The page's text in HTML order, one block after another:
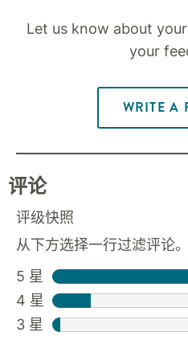
Let us know about
your
WRITE A